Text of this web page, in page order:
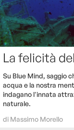
La felicità
Su Blue Mind, saggio
acqua e la nostra
indagano l'innata
naturale.
di Massimo Morello